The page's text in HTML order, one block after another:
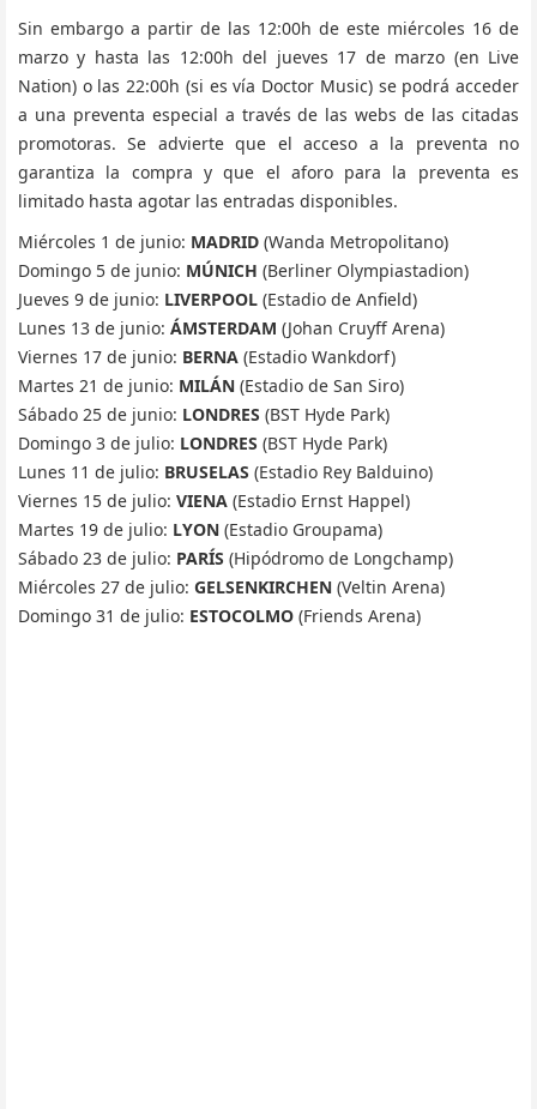
Sin embargo a partir de las 12:00h de este miércoles 16 de
marzo y hasta las 12:00h del jueves 17 de marzo (en Live
Nation) o las 22:00h (si es vía Doctor Music) se podrá acceder
a una preventa especial a través de las webs de las citadas
promotoras. Se advierte que el acceso a la preventa no
garantiza la compra y que el aforo para la preventa es
limitado hasta agotar las entradas disponibles.
Miércoles 1 de junio: MADRID (Wanda Metropolitano)
Domingo 5 de junio: MÚNICH (Berliner Olympiastadion)
Jueves 9 de junio: LIVERPOOL (Estadio de Anfield)
Lunes 13 de junio: ÁMSTERDAM (Johan Cruyff Arena)
Viernes 17 de junio: BERNA (Estadio Wankdorf)
Martes 21 de junio: MILÁN (Estadio de San Siro)
Sábado 25 de junio: LONDRES (BST Hyde Park)
Domingo 3 de julio: LONDRES (BST Hyde Park)
Lunes 11 de julio: BRUSELAS (Estadio Rey Balduino)
Viernes 15 de julio: VIENA (Estadio Ernst Happel)
Martes 19 de julio: LYON (Estadio Groupama)
Sábado 23 de julio: PARÍS (Hipódromo de Longchamp)
Miércoles 27 de julio: GELSENKIRCHEN (Veltin Arena)
Domingo 31 de julio: ESTOCOLMO (Friends Arena)